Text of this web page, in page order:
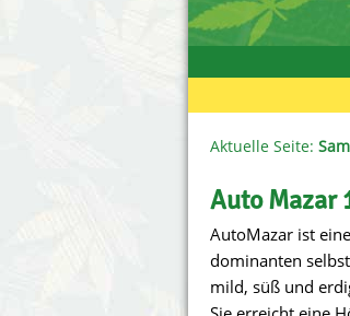
NIRVANA
SERIOUS SEEDS
SPLIFF SEEDS
Ace Seeds
Anaconda Seeds
Aktuelle Seite:
Auto Mazar
AutoMazar ist
dominanten
mild, süß und